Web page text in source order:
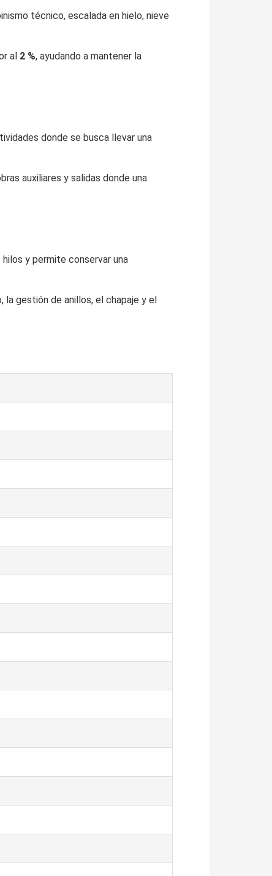
técnico, escalada en hielo, nieve
al 2 %, ayudando a mantener la
donde se busca llevar una
auxiliares y salidas donde una
y permite conservar una
gestión de anillos, el chapaje y el